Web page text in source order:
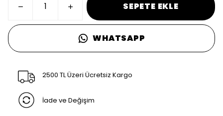
SEPETE EKLE
WHATSAPP
2500 TL Üzeri Ücretsiz Kargo
İade ve Değişim